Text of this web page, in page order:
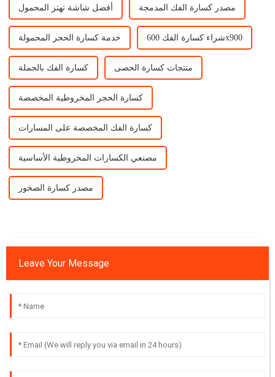
أفضل شاشة تهتز المحمول مصدر كسارة الفك المدمجة
خدمة كسارة الحجر المحمولة شراء كسارة الفك 600x900
كسارة الفك بالجملة منتجات كسارة الحصى
كسارة الحجر المخروطية المخصصة
كسارة الفك المخصصة على المسارات
مصنعي الكسارات المخروطية الأساسية
مصدر كسارة الصخور
Leave Your Message